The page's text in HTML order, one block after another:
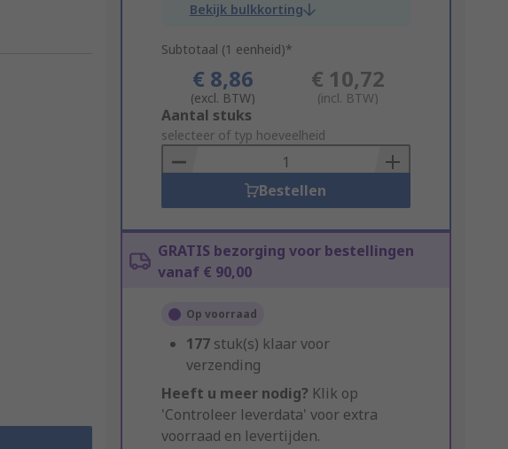
Bekijk bulkkorting
Subtotaal (1 eenheid)*
€ 8,86
(excl. BTW)
€ 10,72
(incl. BTW)
Add
to
Basket
Aantal stuks
selecteer of typ hoeveelheid
Bestellen
GRATIS bezorging voor bestellingen
vanaf € 90,00
Op voorraad
177 stuk(s) klaar voor
verzending
Heeft u meer nodig? Klik op
'Controleer leverdata' voor extra
voorraad en levertijden.